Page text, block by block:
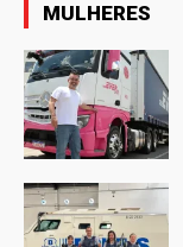
MULHERES